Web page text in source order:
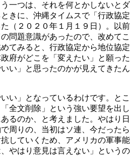
一つは、それを何とかしないとダ
きに、沖縄タイムスで「行政協定
（２０２０年１月１９日）。以前
問題意識があったので、改めてこ
てみると、行政協定から地位協定
府がどこを「変えたい」と願った
い」と思ったのかが見えてきたん
い」となっているわけです。とこ
全文削除」という強い要望を出し
るのか、と考えました。やはり日
周りの、当初はソ連、今だったら
していくため、アメリカの軍事能
やはり意見は言えない」というの